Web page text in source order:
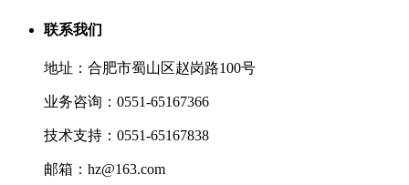
联系我们
地址：合肥市蜀山区赵岗路100号
业务咨询：0551-65167366
技术支持：0551-65167838
邮箱：hz@163.com